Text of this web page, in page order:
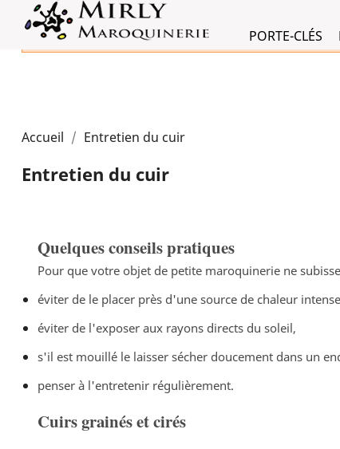
PORTE-CLÉS
Vous ne pouvez pas créer de nouvelle commande depuis votre
Vous ne pouvez pas créer de nouvelle commande depuis
Accueil Entretien du cuir
Entretien du cuir
Quelques conseils pratiques
Pour que votre objet de petite maroquinerie ne
éviter de le placer près d'une source de chaleur
éviter de l'exposer aux rayons directs du soleil,
s'il est mouillé le laisser sécher doucement dans un
penser à l'entretenir régulièrement.
Cuirs grainés et cirés